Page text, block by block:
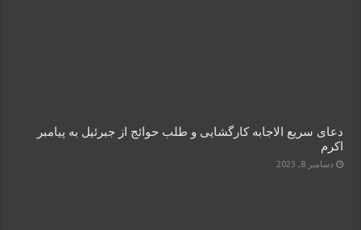
دعای سریع الاجابه کارگشایی و طلب حوائج از جبرئیل به پیامبر
اکرم
دسامبر 8, 2023